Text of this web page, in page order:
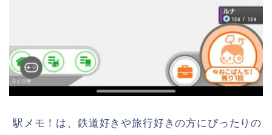
駅メモ！は、鉄道好きや旅行好きの方にぴったりの